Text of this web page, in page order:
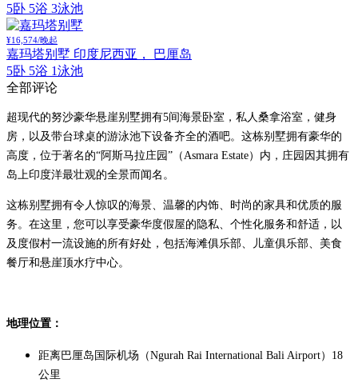
5卧 5浴 3泳池
¥16,574/晚起
嘉玛塔别墅 印度尼西亚， 巴厘岛
5卧 5浴 1泳池
全部评论
超现代的努沙豪华悬崖别墅拥有5间海景卧室，私人桑拿浴室，健身
房，以及带台球桌的游泳池下设备齐全的酒吧。这栋别墅拥有豪华的
高度，位于著名的“阿斯马拉庄园”（Asmara Estate）内，庄园因其拥有
岛上印度洋最壮观的全景而闻名。
这栋别墅拥有令人惊叹的海景、温馨的内饰、时尚的家具和优质的服
务。 在这里，您可以享受豪华度假屋的隐私、个性化服务和舒适，以
及度假村一流设施的所有好处，包括海滩俱乐部、儿童俱乐部、美食
餐厅和悬崖顶水疗中心。
地理位置：
距离巴厘岛国际机场（Ngurah Rai International Bali Airport）18
公里